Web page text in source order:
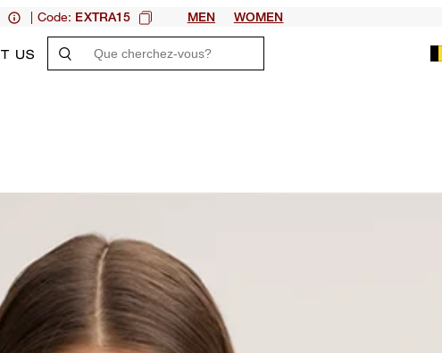
| Code: EXTRA15 MEN WOMEN
US